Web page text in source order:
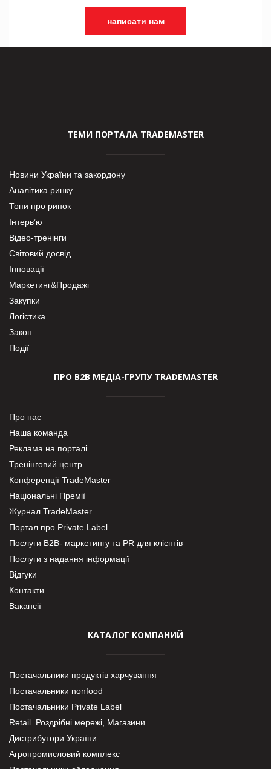
написати нам
ТЕМИ ПОРТАЛА TRADEMASTER
Новини України та закордону
Аналітика ринку
Топи про ринок
Інтерв’ю
Відео-тренінги
Світовий досвід
Інновації
Маркетинг&Продажі
Закупки
Логістика
Закон
Події
ПРО В2В МЕДІА-ГРУПУ TRADEMASTER
Про нас
Наша команда
Реклама на порталі
Тренінговий центр
Конференції TradeMaster
Національні Премії
Журнал TradeMaster
Портал про Private Label
Послуги В2В- маркетингу та PR для клієнтів
Послуги з надання інформації
Відгуки
Контакти
Вакансії
КАТАЛОГ КОМПАНИЙ
Постачальники продуктів харчування
Постачальники nonfood
Постачальники Private Label
Retail. Роздрібні мережі, Магазини
Дистрибутори України
Агропромисловий комплекс